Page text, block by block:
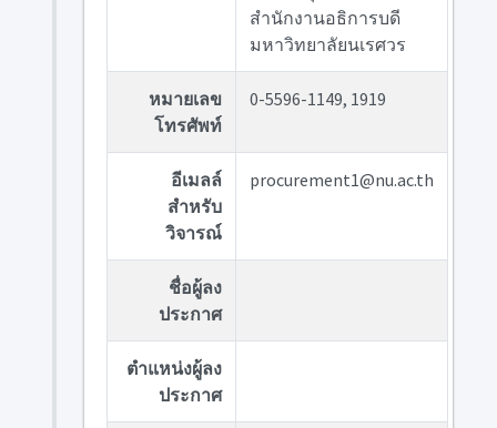
สำนักงานอธิการบดี
มหาวิทยาลัยนเรศวร
หมายเลข
โทรศัพท์
0-5596-1149, 1919
อีเมลล์
สำหรับ
วิจารณ์
procurement1@nu.ac.th
ชื่อผู้ลง
ประกาศ
ตำแหน่งผู้ลง
ประกาศ